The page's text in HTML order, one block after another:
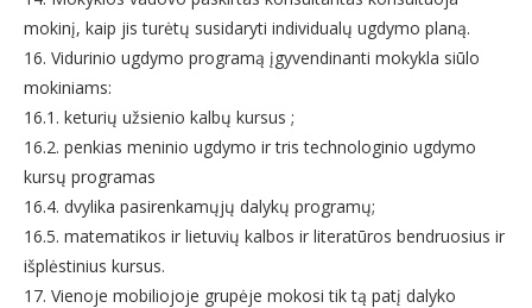
mokinį, kaip jis turėtų susidaryti individualų ugdymo planą.
16. Vidurinio ugdymo programą įgyvendinanti mokykla siūlo
mokiniams:
16.1. keturių užsienio kalbų kursus ;
16.2. penkias meninio ugdymo ir tris technologinio ugdymo
kursų programas
16.4. dvylika pasirenkamųjų dalykų programų;
16.5. matematikos ir lietuvių kalbos ir literatūros bendruosius ir
išplėstinius kursus.
17. Vienoje mobiliojoje grupėje mokosi tik tą patį dalyko